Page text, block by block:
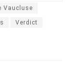
Vaucluse
Verdict